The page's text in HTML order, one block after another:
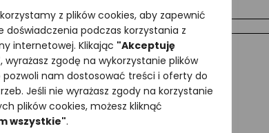
z plików cookies, aby zapewnić
doświadczenia podczas korzystania z
internetowej. Klikając "Akceptuję
, wyrażasz zgodę na wykorzystanie plików
pozwoli nam dostosować treści i oferty do
Jeśli nie wyrażasz zgody na korzystanie
plików cookies, możesz kliknąć
wszystkie".